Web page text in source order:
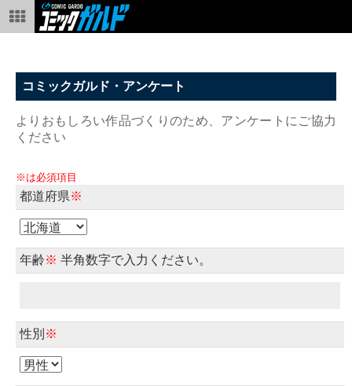
コミックガルド・アンケート
よりおもしろい作品づくりのため、アンケートにご協力
ください
※は必須項目
都道府県※
年齢※ 半角数字で入力ください。
性別 ※